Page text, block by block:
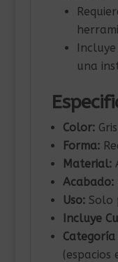
una
Color:Gris
Forma:
Material:
Acabado:
Uso:Solo
Incluye
(espacios